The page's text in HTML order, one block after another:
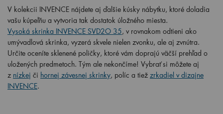
V kolekcii INVENCE nájdete aj ďalšie kúsky nábytku, ktoré doladia
vašu kúpeľňu a vytvoria tak dostatok úložného miesta.
Vysoká skrinka INVENCE SVD2O 35, v rovnakom odtieni ako
umývadlová skrinka, vyzerá skvele nielen zvonku, ale aj zvnútra.
Určite oceníte sklenené poličky, ktoré vám doprajú väčší prehľad o
uložených predmetoch. Tým ale nekončíme! Vybrať si môžete aj
z nízkej či hornej závesnej skrinky, políc a tiež zrkadiel v dizajne
INVENCE.